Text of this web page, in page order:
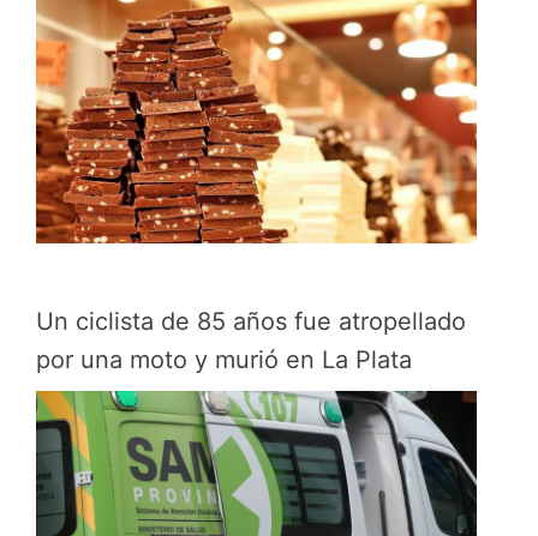
Un ciclista de 85 años fue atropellado
por una moto y murió en La Plata